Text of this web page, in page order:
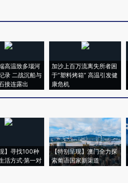
高温致多瑙河
录 二战沉船与
接连露出
加沙上百万流离失所者困
于“塑料烤箱” 高温引发健
康危机
】寻找100种
活方式·第一对
【特别呈现】澳门全力探
索葡语国家新渠道